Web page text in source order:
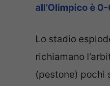
all’Olimpico è
Lo stadio
richiamano
(pestone) pochi